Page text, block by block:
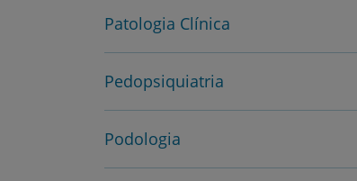
Patologia Clínica
Pedopsiquiatria
Podologia